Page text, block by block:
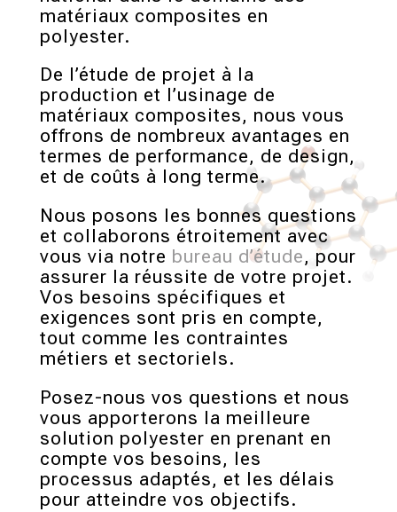
matériaux composites en
polyester.
De l’étude de projet à la
production et l’usinage de
matériaux composites, nous vous
offrons de nombreux avantages en
termes de performance, de design,
et de coûts à long terme.
Nous posons les bonnes questions
et collaborons étroitement avec
vous via notre bureau d’étude, pour
assurer la réussite de votre projet.
Vos besoins spécifiques et
exigences sont pris en compte,
tout comme les contraintes
métiers et sectoriels.
Posez-nous vos questions et nous
vous apporterons la meilleure
solution polyester en prenant en
compte vos besoins, les
processus adaptés, et les délais
pour atteindre vos objectifs.